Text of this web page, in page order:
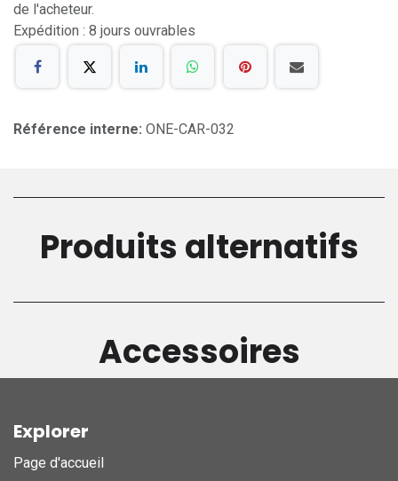
de l'acheteur.
Expédition : 8 jours ouvrables
Référence interne: ONE-CAR-032
Produits alternatifs
Accessoires
Explorer
Page d'accueil